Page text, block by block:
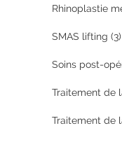
Rhinoplastie
SMAS lifting (3)
Soins post-
Traitement de
Traitement de